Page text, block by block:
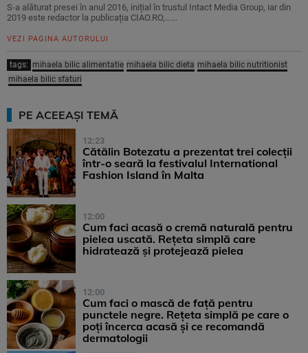
S-a alăturat presei în anul 2016, inițial în trustul Intact Media Group, iar din
2019 este redactor la publicația CIAO.RO,…...
VEZI PAGINA AUTORULUI
tags: mihaela bilic alimentatie mihaela bilic dieta mihaela bilic nutritionist
mihaela bilic sfaturi
PE ACEEAȘI TEMĂ
12:23
Cătălin Botezatu a prezentat trei colecții
într-o seară la festivalul International
Fashion Island în Malta
12:00
Cum faci acasă o cremă naturală pentru
pielea uscată. Rețeta simplă care
hidratează și protejează pielea
12:00
Cum faci o mască de față pentru
punctele negre. Rețeta simplă pe care o
poți încerca acasă și ce recomandă
dermatologii